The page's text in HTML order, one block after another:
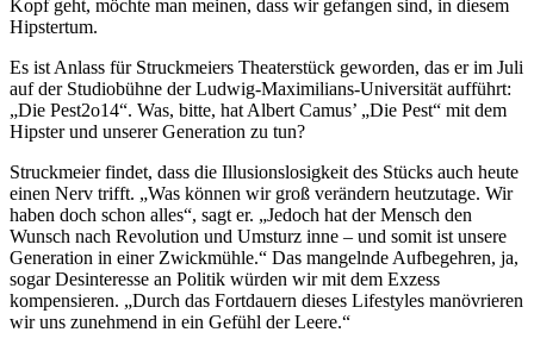
Kopf geht, möchte man meinen, dass wir gefangen sind, in diesem
Hipstertum.
Es ist Anlass für Struckmeiers Theaterstück geworden, das er im Juli
auf der Studiobühne der Ludwig-Maximilians-Universität aufführt:
„Die Pest2o14“. Was, bitte, hat Albert Camus’ „Die Pest“ mit dem
Hipster und unserer Generation zu tun?
Struckmeier findet, dass die Illusionslosigkeit des Stücks auch heute
einen Nerv trifft. „Was können wir groß verändern heutzutage. Wir
haben doch schon alles“, sagt er. „Jedoch hat der Mensch den
Wunsch nach Revolution und Umsturz inne – und somit ist unsere
Generation in einer Zwickmühle.“ Das mangelnde Aufbegehren, ja,
sogar Desinteresse an Politik würden wir mit dem Exzess
kompensieren. „Durch das Fortdauern dieses Lifestyles manövrieren
wir uns zunehmend in ein Gefühl der Leere.“